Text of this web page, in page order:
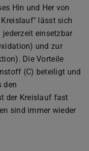
Hin und Her von
Kreislauf" lässt sich
jederzeit einsetzbar
und zur
Die Vorteile
(C) beteiligt und
den
der Kreislauf fast
sind immer wieder